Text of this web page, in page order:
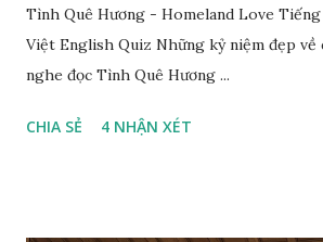
Tình Quê Hương - Homeland Love
Việt English Quiz Những kỷ niệm đẹp về
nghe đọc Tình Quê Hương ...
CHIA SẺ 4 NHẬN XÉT